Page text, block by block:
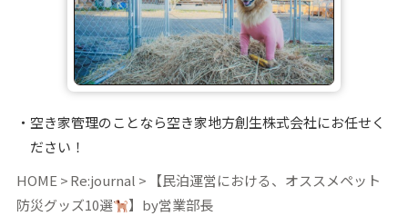
空き家管理のことなら空き家地方創生株式会社にお任せく
ださい！
HOME
Re:journal
【民泊運営における、オススメペット
防災グッズ10選
】by営業部長